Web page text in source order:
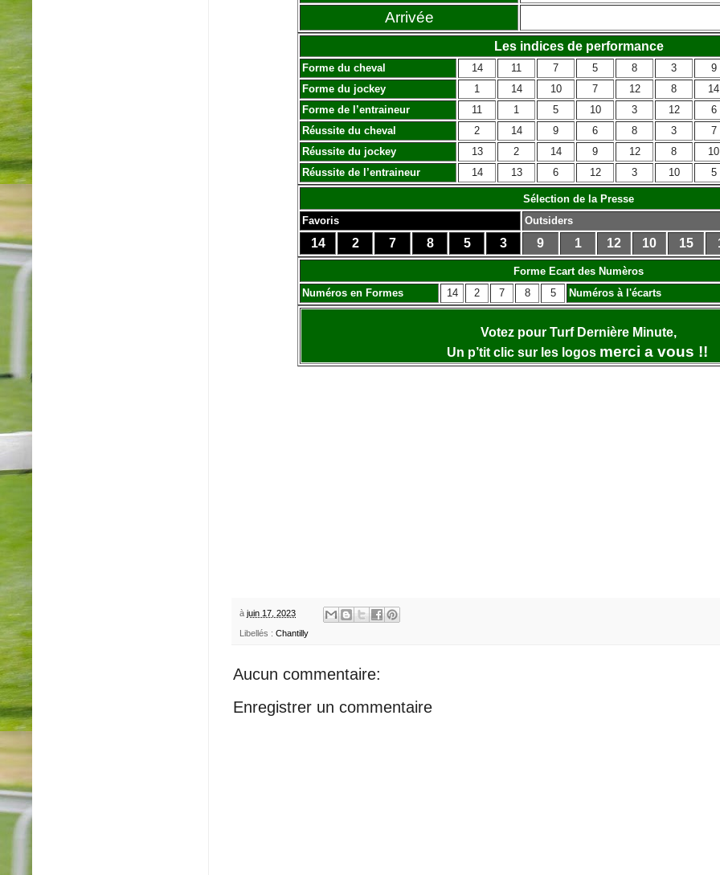
Arrivée
Les indices de performance
Forme du cheval 14 11 7 5 8 3 9
Forme du jockey
1 14 10 7 12 8 14
Forme de l’entraineur
11 1 5 10 3 12 6
Réussite du cheval
2 14 9 6 8 3 7
Réussite du jockey
13 2 14 9 12 8 10
Réussite de l’entraineur
14 13 6 12 3 10 5
Sélection de la Presse
Favoris
Outsiders
14 2 7 8 5 3 9 1 12 10 15
Forme Ecart des Numèros
Numéros en Formes
14 2 7 8 5 Numéros à l'écarts
Votez pour Turf Dernière Minute,
Un p’tit clic sur les logos merci a vous !!
à juin 17, 2023
Libellés : Chantilly
Aucun commentaire:
Enregistrer un commentaire